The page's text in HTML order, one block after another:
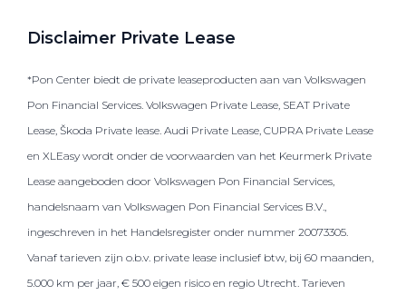
Disclaimer Private Lease
*Pon Center biedt de private leaseproducten aan van Volkswagen
Pon Financial Services. Volkswagen Private Lease, SEAT Private
Lease, Škoda Private lease. Audi Private Lease, CUPRA Private Lease
en XLEasy wordt onder de voorwaarden van het Keurmerk Private
Lease aangeboden door Volkswagen Pon Financial Services,
handelsnaam van Volkswagen Pon Financial Services B.V.,
ingeschreven in het Handelsregister onder nummer 20073305.
Vanaf tarieven zijn o.b.v. private lease inclusief btw, bij 60 maanden,
5.000 km per jaar, € 500 eigen risico en regio Utrecht. Tarieven